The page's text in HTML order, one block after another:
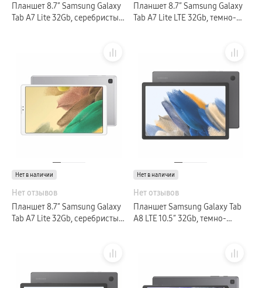
Планшет 8.7″ Samsung Galaxy
Tab A7 Lite 32Gb, серебристый
Планшет 8.7″ Samsung Galaxy
Tab A7 Lite LTE 32Gb, темно-
Нет в наличии
Нет отзывов
Планшет 8.7″ Samsung Galaxy
Tab A7 Lite 32Gb, серебристый
Нет в наличии
Нет отзывов
Планшет Samsung Galaxy Tab
A8 LTE 10.5″ 32Gb, темно-